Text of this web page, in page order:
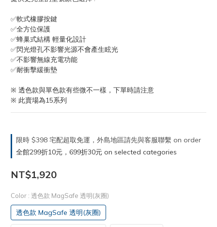
✅軟式橡膠按鍵
✅全方位保護
✅蜂巢式結構 輕量化設計
✅閃光燈孔不影響光源不會產生眩光
✅不影響無線充電功能
✅耐衝擊緩衝墊
※ 透色款與單色款有些微不一樣，下單時請注意
※ 此賣場為15系列
限時 $398 宅配超取免運，外島地區請先與客服聯繫 on order
全館299折10元，699折30元 on selected categories
NT$1,920
Color : 透色款 MagSafe 透明(灰圈)
透色款 MagSafe 透明(灰圈)